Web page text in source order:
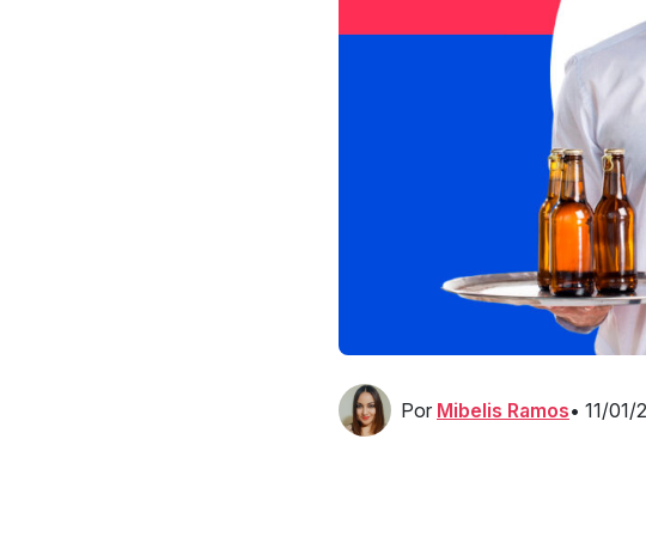
Por Mibelis Ramos• 11/01/